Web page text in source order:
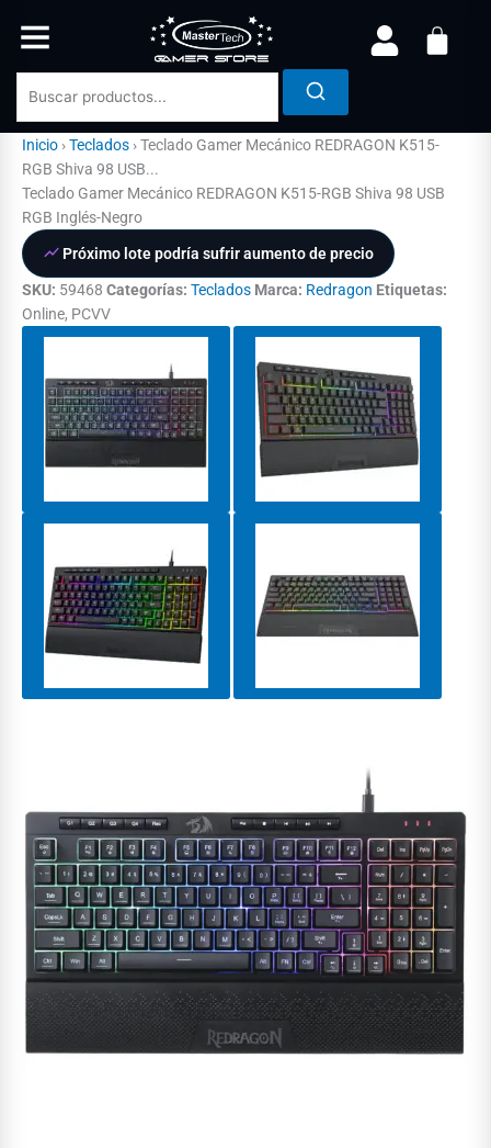
Inicio ›Teclados ›Teclado Gamer Mecánico REDRAGON K515-
RGB Shiva 98 USB...
Teclado Gamer Mecánico REDRAGON K515-RGB Shiva 98 USB
RGB Inglés-Negro
Próximo lote podría sufrir aumento de precio
SKU: 59468 Categorías: Teclados Marca: Redragon Etiquetas:
Online, PCVV